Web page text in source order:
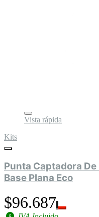
Vista rápida
Kits
Punta Captadora
Base Plana Eco
$96.687